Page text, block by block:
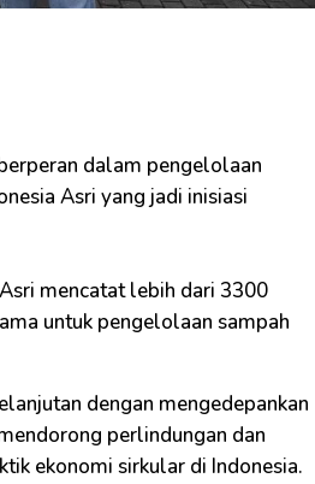
dalam pengelolaan
Asri yang jadi inisiasi
mencatat lebih dari 3300
untuk pengelolaan sampah
dengan mengedepankan
perlindungan dan
ekonomi sirkular di Indonesia.